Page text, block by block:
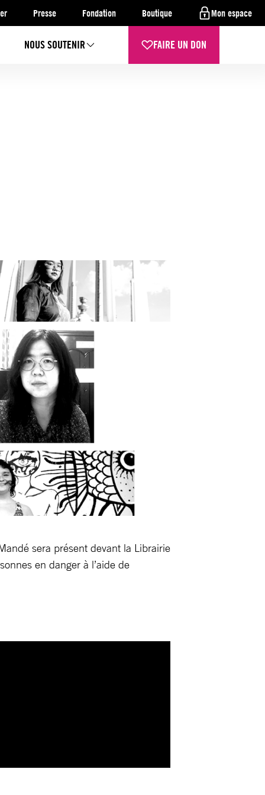
Presse Fondation Boutique Mon espace
NOUS SOUTENIR FAIRE UN DON
sera présent devant la Librairie
en danger à l’aide de